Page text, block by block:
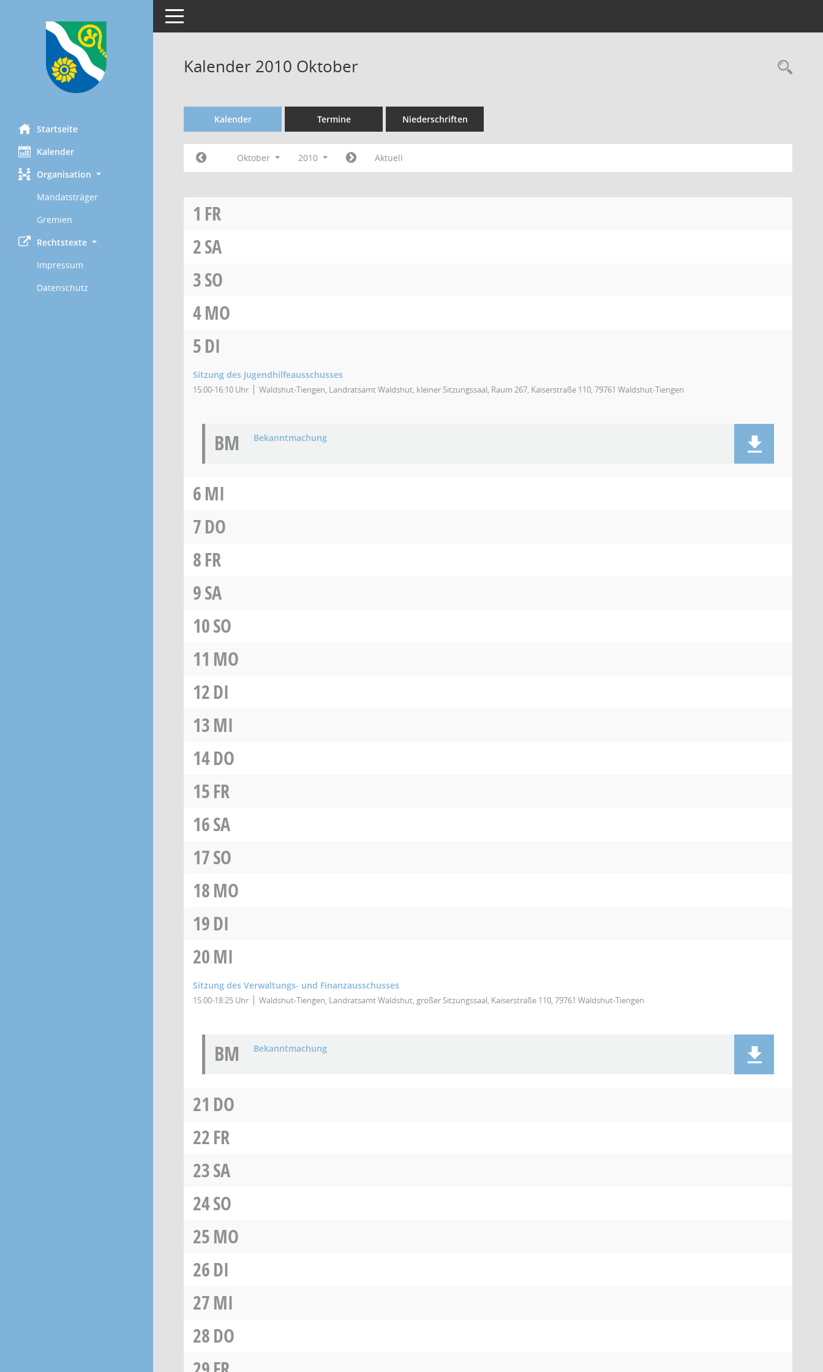
Startseite
Kalender
Organisation
Mandatsträger
Gremien
Rechtstexte
Impressum
Datenschutz
Toggle navigation
Kalender 2010 Oktober
Kalender Termine Niederschriften
Oktober 2010 Aktuell
1 FR
2SA
3SO
4MO
5DI
Sitzung des Jugendhilfeausschusses
15:00-16:10 Uhr Waldshut-Tiengen, Landratsamt Waldshut, kleiner Sitzungssaal, Raum 267, Kaiserstraße 110, 79761 Waldshut-Tiengen
BM Bekanntmachung
6MI
7DO
8FR
9SA
10SO
11 MO
12DI
13MI
14DO
15FR
16SA
17SO
18MO
19DI
20MI
Sitzung des Verwaltungs- und Finanzausschusses
15:00-18:25 Uhr Waldshut-Tiengen, Landratsamt Waldshut, großer Sitzungssaal, Kaiserstraße 110, 79761 Waldshut-Tiengen
BM Bekanntmachung
21 DO
22FR
23SA
24SO
25MO
26DI
27MI
28DO